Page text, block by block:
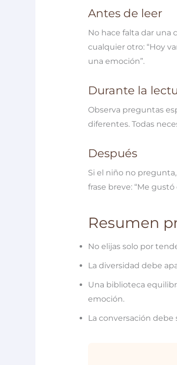
Antes de leer
No hace falta dar una
cualquier otro: “Hoy
una emoción”.
Durante la
Observa preguntas
diferentes. Todas
Después
Si el niño no
frase breve: “Me
Resumen
No elijas solo por
La diversidad debe
Una biblioteca
emoción.
La conversación